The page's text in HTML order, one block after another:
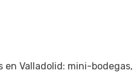
en Valladolid: mini-bodegas,